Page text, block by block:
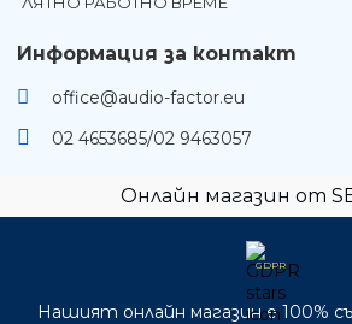
Информация за контакт
office@audio-factor.eu
02 4653685/02 9463057
Онлайн магазин от
GDPR
Нашият онлайн магазин е 100%